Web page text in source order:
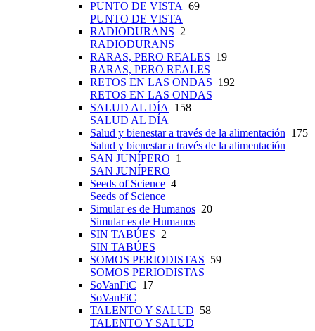
PUNTO DE VISTA 69
PUNTO DE VISTA
RADIODURANS 2
RADIODURANS
RARAS, PERO REALES 19
RARAS, PERO REALES
RETOS EN LAS ONDAS 192
RETOS EN LAS ONDAS
SALUD AL DÍA 158
SALUD AL DÍA
Salud y bienestar a través de la alimentación 175
Salud y bienestar a través de la alimentación
SAN JUNÍPERO 1
SAN JUNÍPERO
Seeds of Science 4
Seeds of Science
Simular es de Humanos 20
Simular es de Humanos
SIN TABÚES 2
SIN TABÚES
SOMOS PERIODISTAS 59
SOMOS PERIODISTAS
SoVanFiC 17
SoVanFiC
TALENTO Y SALUD 58
TALENTO Y SALUD